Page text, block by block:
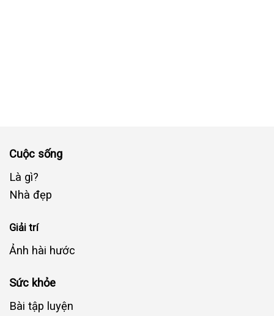
Cuộc sống
Là gì?
Nhà đẹp
Giải trí
Ảnh hài hước
Sức khỏe
Bài tập luyện